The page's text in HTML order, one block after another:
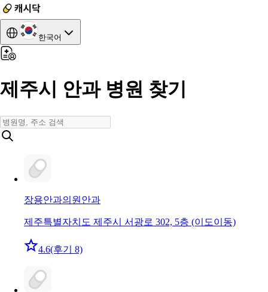
한국어
제주시 안과 병원 찾기
장용안과의원 안과
제주특별자치도 제주시 서광로 302, 5층 (이도이동)
4.6(후기 8)